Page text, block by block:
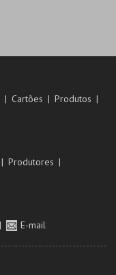
Cartões
Produtos
Produtores
E-mail